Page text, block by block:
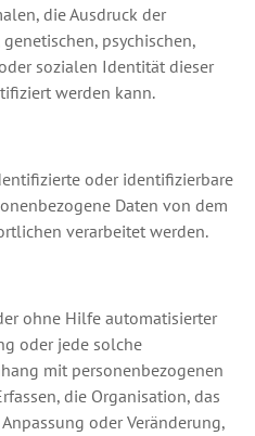
die Ausdruck der
psychischen,
sozialen Identität dieser
werden kann.
oder identifizierbare
Daten von dem
verarbeitet werden.
ohne Hilfe automatisierter
oder jede solche
mit personenbezogenen
die Organisation, das
oder Veränderung,